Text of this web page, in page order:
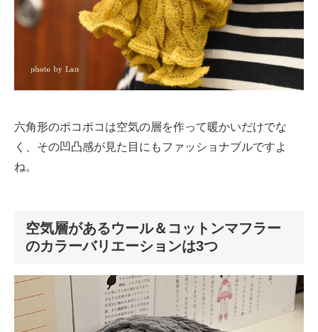
六角形のポコポコは空気の層を作って暖かいだけでな
く、その凹凸感が見た目にもファッショナブルですよ
ね。
空気層があるウール＆コットンマフラー
のカラーバリエーションは3つ